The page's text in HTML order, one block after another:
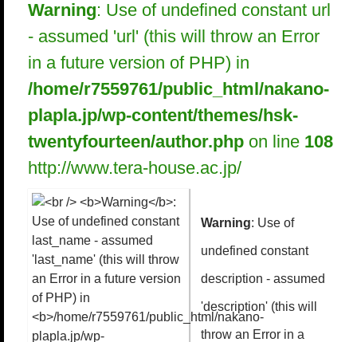
Warning: Use of undefined constant url
- assumed 'url' (this will throw an Error
in a future version of PHP) in
/home/r7559761/public_html/nakano-
plapla.jp/wp-content/themes/hsk-
twentyfourteen/author.php on line 108
http://www.tera-house.ac.jp/
Warning: Use of
undefined constant
description - assumed
'description' (this will
throw an Error in a